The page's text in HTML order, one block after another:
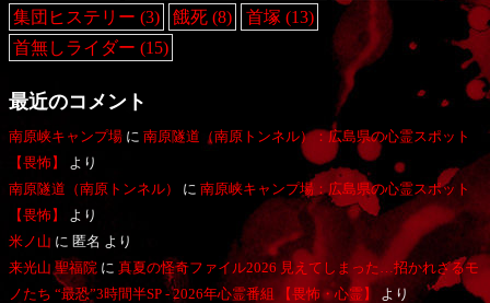
集団ヒステリー (3) 餓死 (8) 首塚 (13)
首無しライダー (15)
最近のコメント
南原峡キャンプ場 に 南原隧道（南原トンネル）：広島県の心霊スポット
【畏怖】
より
南原隧道（南原トンネル）
に 南原峡キャンプ場：広島県の心霊スポット
【畏怖】
より
米ノ山 に 匿名 より
来光山 聖福院 に 真夏の怪奇ファイル2026 見えてしまった…招かれざるモ
ノたち “最恐”3時間半SP - 2026年心霊番組 【畏怖・心霊】
より